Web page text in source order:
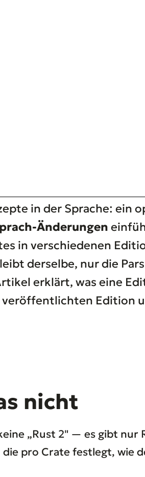
in der Sprache: ein
Änderungen
in verschiedenen
derselbe, nur die
erklärt, was eine
Edition
nicht
„Rust 2" — es gibt nur
die pro Crate festlegt, wie